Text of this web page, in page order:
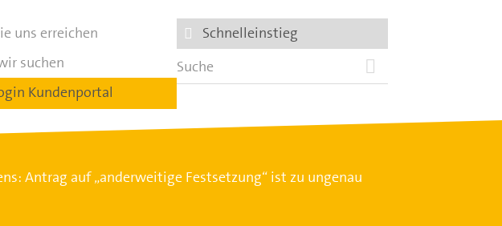
uns erreichen
suchen
Kundenportal
Schnelleinstieg
Antrag auf „anderweitige Festsetzung“ ist zu ungenau